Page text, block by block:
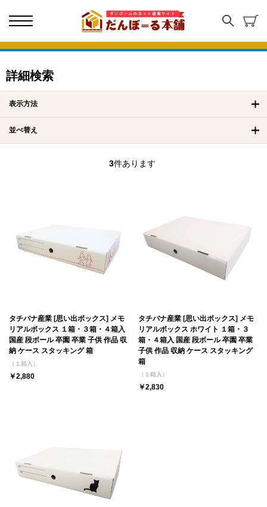
詳細検索
表示方法
並べ替え
3件あります
タチバナ産業 [思い出ボックス] メモ
リアルボックス １箱・３箱・４箱入
国産 段ボール 卒園 卒業 子供 作品 収
納 ケース スタッキング 箱
（１箱入）
￥2,880
タチバナ産業 [思い出ボックス] メモ
リアルボックス ホワイト １箱・３
箱・４箱入 国産 段ボール 卒園 卒業
子供 作品 収納 ケース スタッキング
箱
（１箱入）
￥2,830